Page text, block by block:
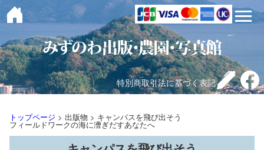
toggle
特別商取引法に基づく表記
トップページ > 出版物 > キャンパスを飛び出そう
フィールドワークの海に漕ぎだすあなたへ